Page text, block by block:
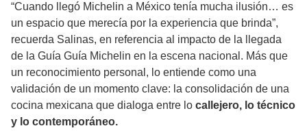
“Cuando llegó Michelin a México tenía mucha ilusión… es
un espacio que merecía por la experiencia que brinda”,
recuerda Salinas, en referencia al impacto de la llegada
de la Guía Guía Michelin en la escena nacional. Más que
un reconocimiento personal, lo entiende como una
validación de un momento clave: la consolidación de una
cocina mexicana que dialoga entre lo callejero, lo técnico
y lo contemporáneo.